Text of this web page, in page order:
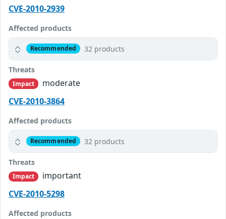
CVE-2010-2939
Affected products
Recommended 32 products
Threats
Impact
moderate
CVE-2010-3864
Affected products
Recommended 32 products
Threats
Impact
important
CVE-2010-5298
Affected products